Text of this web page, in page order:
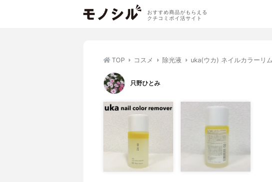
おすすめ商品がもらえる
クチコミポイ活サイト
TOP コスメ 除光液 uka(ウカ) ネイルカラーリ
只野ひとみ